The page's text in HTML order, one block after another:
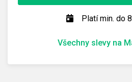
Platí min. do
Všechny slevy na